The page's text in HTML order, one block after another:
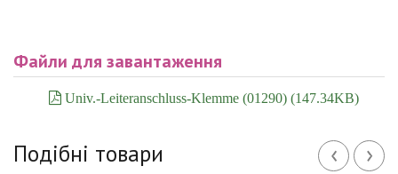
Файли для завантаження
Univ.-Leiteranschluss-Klemme (01290) (147.34KB)
Подібні товари ‹ ›